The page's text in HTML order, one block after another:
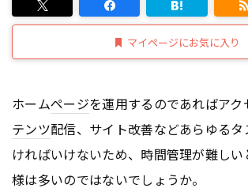
マイページにお気に入り
ホームページを運用するのであればアク
テンツ配信、サイト改善などあらゆる
ければいけないため、時間管理が難し
様は多いのではないでしょうか。